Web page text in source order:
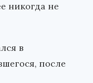
никогда не
в
после